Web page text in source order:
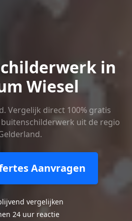
in
Wiesel
Vergelijk direct 100% gratis
uit de regio
Aanvragen
vergelijken
24 uur reactie